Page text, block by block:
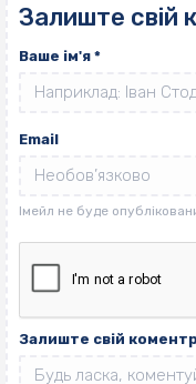
Залиште свій
Ваше ім'я *
Email
Залиште свій коментр